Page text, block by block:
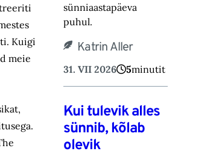
Kuigi
meie
sünniaastapäeva
puhul.
Katrin Aller
31. VII 2026 5minutit
Kui tulevik alles
sünnib, kõlab
olevik